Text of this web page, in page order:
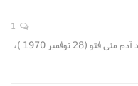
بالصورة : شاهد لأول مرة منى فتو مع إبنها الوحيد آدم منى فتو (28 نوفمبر 1970 )،